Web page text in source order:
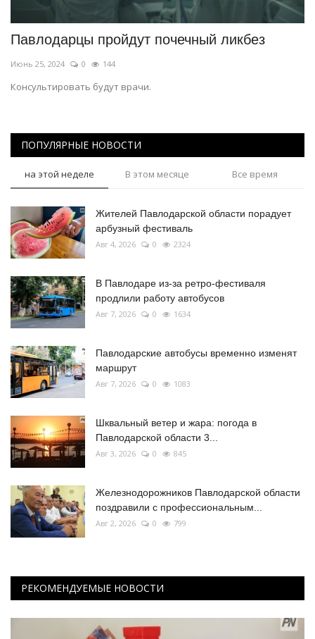
Павлодарцы пройдут почечный ликбез
Июнь 25, 2024 0 144
Консультировать будут врачи.
ПОПУЛЯРНЫЕ НОВОСТИ
на этой неделе В этом месяце Все время
Жителей Павлодарской области порадует
арбузный фестиваль
Авг 4, 2026 0 2324
В Павлодаре из-за ретро-фестиваля
продлили работу автобусов
Авг 7, 2026 0 1634
Павлодарские автобусы временно изменят
маршрут
Авг 7, 2026 0 1083
Шквальный ветер и жара: погода в
Павлодарской области 3...
Авг 3, 2026 0 845
Железнодорожников Павлодарской области
поздравили с профессиональным...
Авг 2, 2026 0 799
РЕКОМЕНДУЕМЫЕ НОВОСТИ